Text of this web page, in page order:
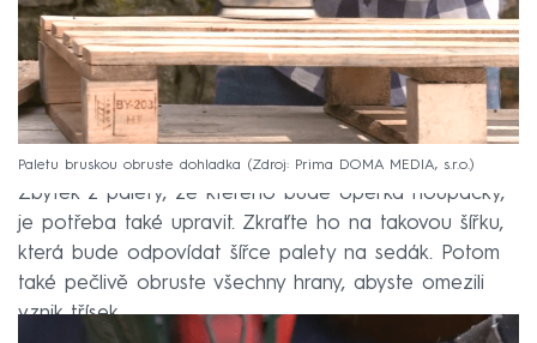
Paletu bruskou obruste dohladka Zdroj: Prima DOMA MEDIA, s.r.o.
Zbytek z palety, ze kterého bude opěrka houpačky,
je potřeba také upravit. Zkraťte ho na takovou šířku,
která bude odpovídat šířce palety na sedák. Potom
také pečlivě obruste všechny hrany, abyste omezili
vznik třísek.